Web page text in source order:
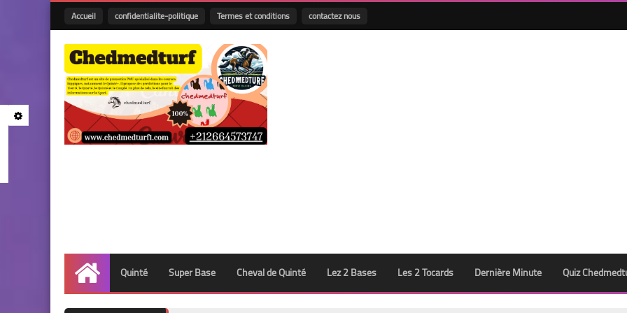
Accueil confidentialite-politique Termes et conditions contactez nous
Accueil
Quinté Super Base Cheval de Quinté Lez 2 Bases Les 2 Tocards Dernière Minute Quiz